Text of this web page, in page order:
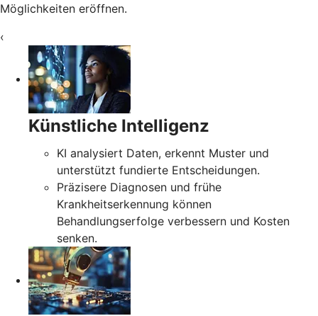
Möglichkeiten eröffnen.
‹
Künstliche Intelligenz
KI analysiert Daten, erkennt Muster und
unterstützt fundierte Entscheidungen.
Präzisere Diagnosen und frühe
Krankheitserkennung können
Behandlungserfolge verbessern und Kosten
senken.